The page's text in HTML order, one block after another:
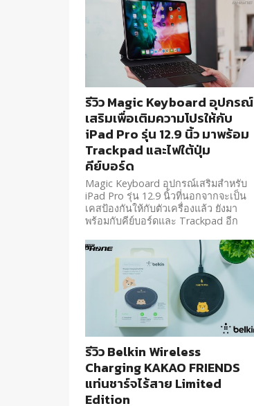
รีวิว Magic Keyboard อุปกรณ์
เสริมเพื่อเติมความโปรให้กับ
iPad Pro รุ่น 12.9 นิ้ว มาพร้อม
Trackpad และไฟใต้ปุ่ม
คีย์บอร์ด
Magic Keyboard อุปกรณ์เสริมสำหรับ
iPad Pro รุ่น 12.9 นิ้วที่นอกจากจะเป็น
เคสป้องกันให้กับตัวเครื่องแล้ว ยังมา
พร้อมกับคีย์บอร์ดและ Trackpad อีก
รีวิว Belkin Wireless
Charging KAKAO FRIENDS
แท่นชาร์จไร้สาย Limited
Edition